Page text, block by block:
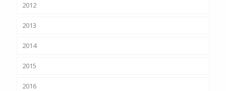
2012
2013
2014
2015
2016